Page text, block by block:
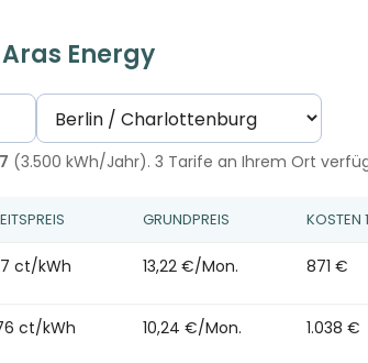
Energy
(3.500 kWh/Jahr). 3 Tarife an Ihrem Ort
GRUNDPREIS KOSTEN
ct/kWh 13,22 €/Mon. 871 €
ct/kWh 10,24 €/Mon. 1.038 €